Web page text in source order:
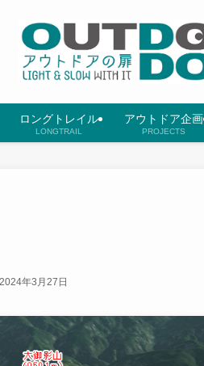
ロングトレイル
LONGTRAIL
アウトドア企画
PROJECTS
年3月27日